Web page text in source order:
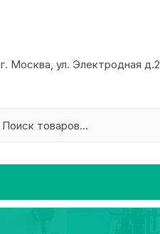
г. Москва, ул. Электродная д.2